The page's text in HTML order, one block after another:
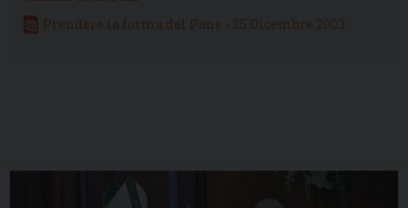
Prendere la forma del Pane - 25 Dicembre 2003